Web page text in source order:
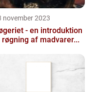
november 2023
- en introduktion
røgning af madvarer...